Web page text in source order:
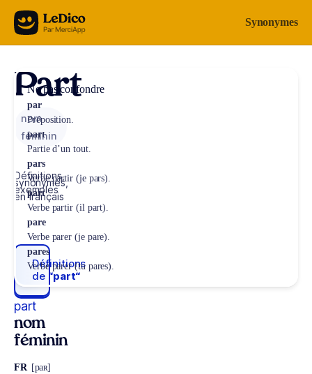
Aller au contenu Synonymes
Part
nom
féminin
Définitions,
synonymes,
exemples
en français
Définitions
de “part“
part
nom
féminin
FR [paʀ]
Ne pas confondre
par
Préposition.
part
Partie d’un tout.
pars
Verbe partir (je pars).
part
Verbe partir (il part).
pare
Verbe parer (je pare).
pares
Verbe parer (tu pares).